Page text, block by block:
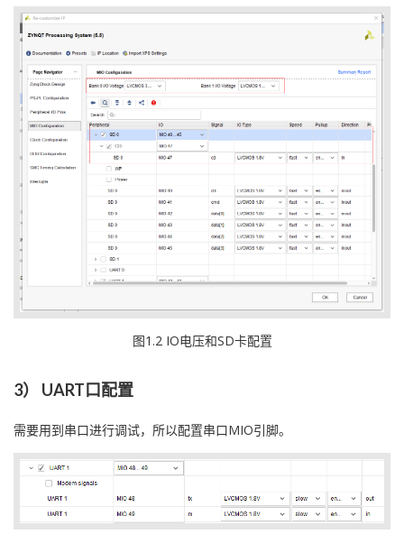
图1.2 IO电压和SD卡配置
3） UART口配置
需要用到串口进行调试，所以配置串口MIO引脚。